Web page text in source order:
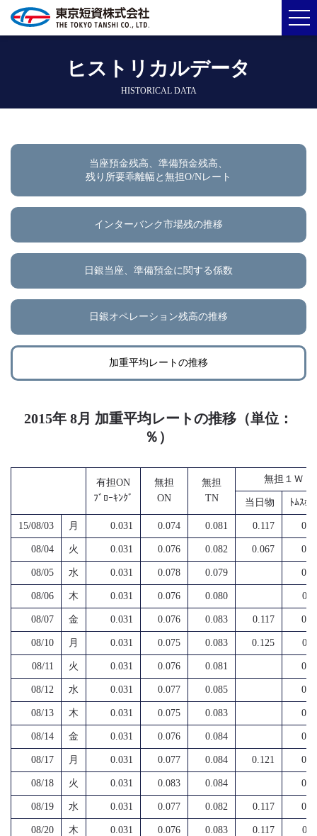
ヒストリカルデータ
HISTORICAL DATA
当座預金残高、準備預金残高、
残り所要乖離幅と無担O/Nレート
インターバンク市場残の推移
日銀当座、準備預金に関する係数
日銀オペレーション残高の推移
加重平均レートの推移
2015年 8月 加重平均レートの推移（単位：
％）
有担ON
ﾌﾞﾛｰｷﾝｸﾞ
無担
ON
無担
TN
無担１Ｗ
当日物 ﾄﾑｽﾎﾟ
15/08/03 月 0.031 0.074 0.081 0.117
08/04 火 0.031 0.076 0.082 0.067
08/05 水 0.031 0.078 0.079
08/06 木 0.031 0.076 0.080
08/07 金 0.031 0.076 0.083 0.117
08/10 月 0.031 0.075 0.083 0.125
08/11 火 0.031 0.076 0.081
08/12 水 0.031 0.077 0.085
08/13 木 0.031 0.075 0.083
08/14 金 0.031 0.076 0.084
08/17 月 0.031 0.077 0.084 0.121
08/18 火 0.031 0.083 0.084
08/19 水 0.031 0.077 0.082 0.117
08/20 木 0.031 0.076 0.083 0.117